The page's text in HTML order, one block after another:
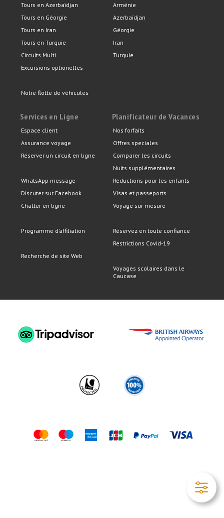
Tours en Azerbaïdjan
Tours en Géorgie
Tours en Iran
Tours en Turquie
Circuits Multi
Excursions optionelles
Notre flotte de véhicules
Arménie
Azerbaïdjan
Géorgie
Iran
Turquie
Services en Ligne
Espace client
Assurance voyage
Réserver un circuit en ligne
WhatsApp message
Discuter sur Facebook
Chatter en ligne
Programme d’affiliation
Recherche de site Web
Planificateur de Vacances
Nos forfaits
Offres speciales
Comparer les circuits
Nuits supplémentaires
Réductions pour les enfants
Visas et passeports
Voyage sur mesure
Réservez en toute confiance
Restrictions Covid-19
Voyages scolaires dans le
Caucase